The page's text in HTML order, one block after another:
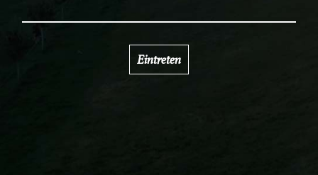
Eintreten